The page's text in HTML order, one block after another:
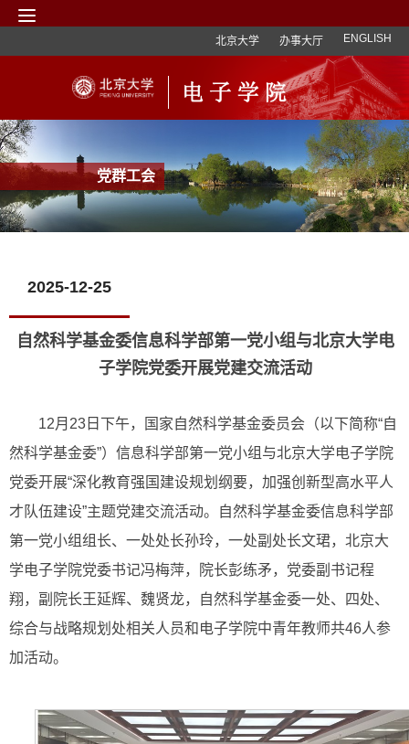
北京大学 办事大厅 ENGLISH
党群工会
2025-12-25
自然科学基金委信息科学部第一党小组与北京大学电
子学院党委开展党建交流活动
12月23日下午，国家自然科学基金委员会（以下简称“自
然科学基金委”）信息科学部第一党小组与北京大学电子学院
党委开展“深化教育强国建设规划纲要，加强创新型高水平人
才队伍建设”主题党建交流活动。自然科学基金委信息科学部
第一党小组组长、一处处长孙玲，一处副处长文珺，北京大
学电子学院党委书记冯梅萍，院长彭练矛，党委副书记程
翔，副院长王延辉、魏贤龙，自然科学基金委一处、四处、
综合与战略规划处相关人员和电子学院中青年教师共46人参
加活动。